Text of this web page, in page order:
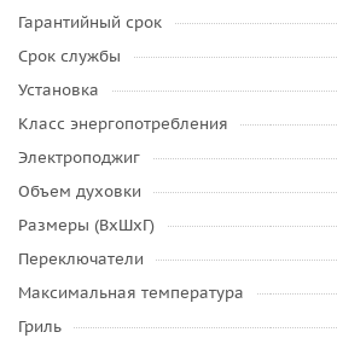
Гарантийный срок
Срок службы
Установка
Класс энергопотребления
Электроподжиг
Объем духовки
Размеры (ВхШхГ)
Переключатели
Максимальная температура
Гриль